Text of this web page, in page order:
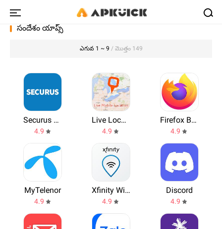
సందేశం యాప్స్
ఎగువ 1 ~ 9 / మొత్తం 149
Securus Mobile
4.9
Live Location, GPS Coordinates
4.9
Firefox Browser
4.9
MyTelenor
4.9
Xfinity WiFi Hotspots
4.9
Discord
4.9